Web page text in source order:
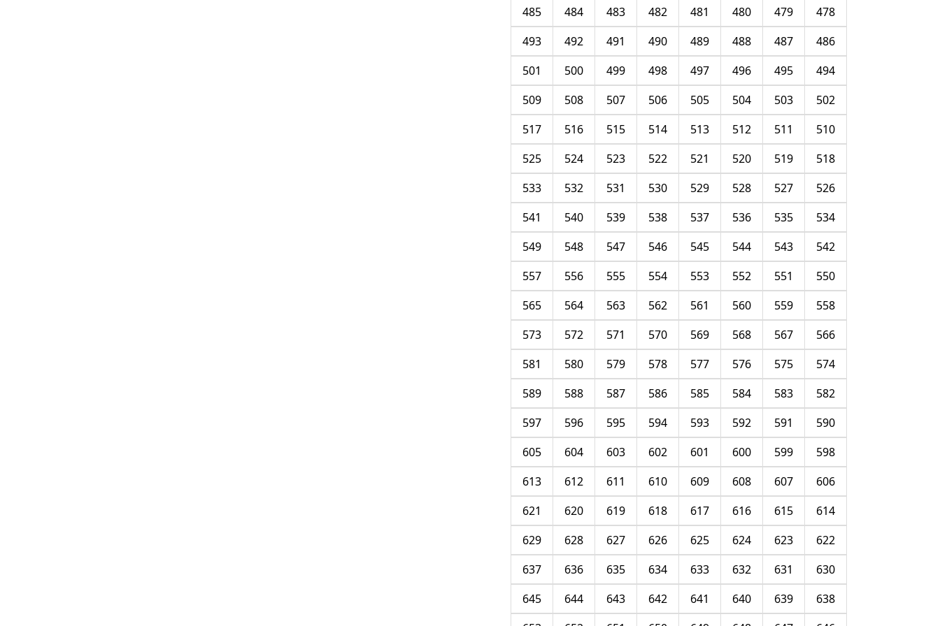
478
479
480
481
482
483
484
485
486
487
488
489
490
491
492
493
494
495
496
497
498
499
500
501
502
503
504
505
506
507
508
509
510
511
512
513
514
515
516
517
518
519
520
521
522
523
524
525
526
527
528
529
530
531
532
533
534
535
536
537
538
539
540
541
542
543
544
545
546
547
548
549
550
551
552
553
554
555
556
557
558
559
560
561
562
563
564
565
566
567
568
569
570
571
572
573
574
575
576
577
578
579
580
581
582
583
584
585
586
587
588
589
590
591
592
593
594
595
596
597
598
599
600
601
602
603
604
605
606
607
608
609
610
611
612
613
614
615
616
617
618
619
620
621
622
623
624
625
626
627
628
629
630
631
632
633
634
635
636
637
638
639
640
641
642
643
644
645